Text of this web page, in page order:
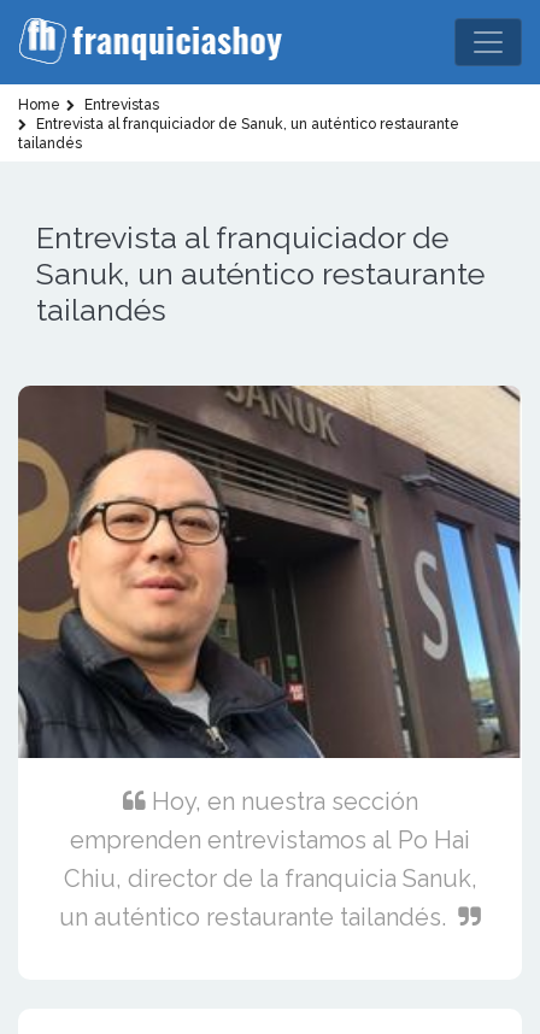
Home
Entrevistas
Entrevista al franquiciador de Sanuk, un auténtico restaurante
tailandés
Entrevista al franquiciador de
Sanuk, un auténtico restaurante
tailandés
Hoy, en nuestra sección
emprenden entrevistamos al Po Hai
Chiu, director de la franquicia Sanuk,
un auténtico restaurante tailandés.